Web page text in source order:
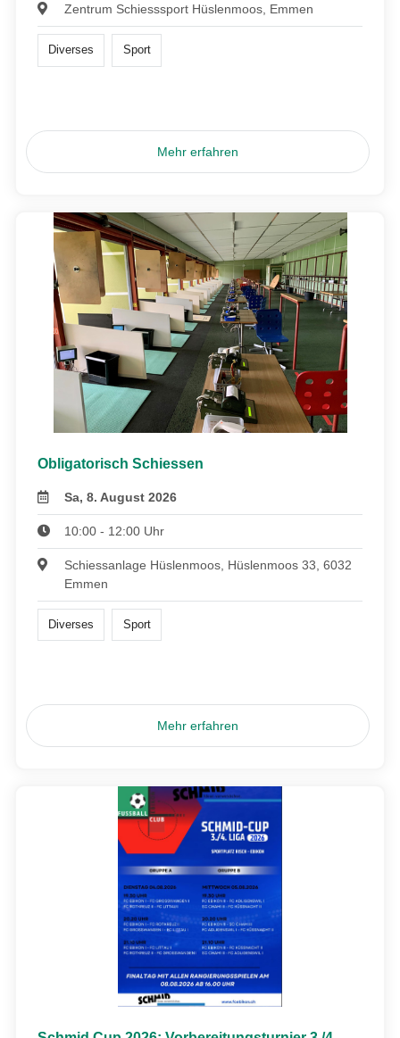
Zentrum Schiesssport Hüslenmoos, Emmen
Diverses Sport
Mehr erfahren
Obligatorisch Schiessen
Sa, 8. August 2026
10:00 - 12:00 Uhr
Schiessanlage Hüslenmoos, Hüslenmoos 33, 6032
Emmen
Diverses Sport
Mehr erfahren